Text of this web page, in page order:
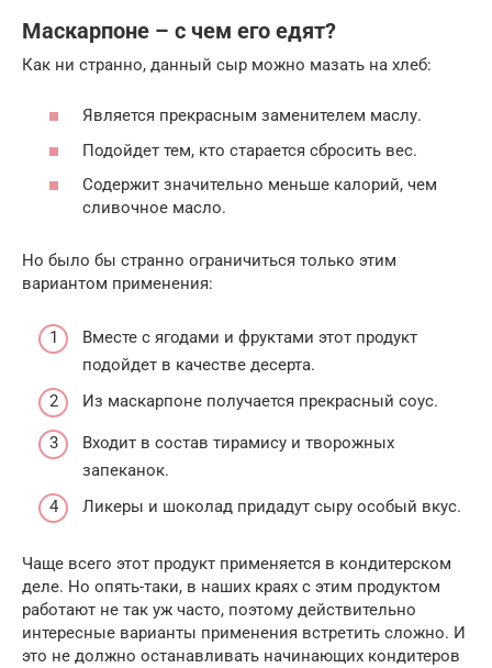
Маскарпоне – с чем его едят?
Как ни странно, данный сыр можно мазать на хлеб:
Является прекрасным заменителем маслу.
Подойдет тем, кто старается сбросить вес.
Содержит значительно меньше калорий, чем
сливочное масло.
Но было бы странно ограничиться только этим
вариантом применения:
Вместе с ягодами и фруктами этот продукт
подойдет в качестве десерта.
Из маскарпоне получается прекрасный соус.
Входит в состав тирамису и творожных
запеканок.
Ликеры и шоколад придадут сыру особый вкус.
Чаще всего этот продукт применяется в кондитерском
деле. Но опять-таки, в наших краях с этим продуктом
работают не так уж часто, поэтому действительно
интересные варианты применения встретить сложно. И
это не должно останавливать начинающих кондитеров